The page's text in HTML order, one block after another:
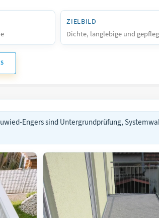
ZIELBILD
Dichte, langlebige und
Engers sind Untergrundprüfung,